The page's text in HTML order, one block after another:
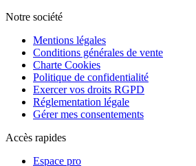
Notre société
Mentions légales
Conditions générales de vente
Charte Cookies
Politique de confidentialité
Exercer vos droits RGPD
Réglementation légale
Gérer mes consentements
Accès rapides
Espace pro